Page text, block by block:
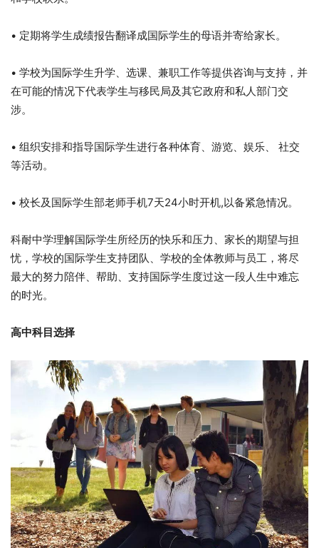
• 定期将学生成绩报告翻译成国际学生的母语并寄给家长。
• 学校为国际学生升学、选课、兼职工作等提供咨询与支持，并
在可能的情况下代表学生与移民局及其它政府和私人部门交
涉。
• 组织安排和指导国际学生进行各种体育、游览、娱乐、 社交
等活动。
• 校长及国际学生部老师手机7天24小时开机,以备紧急情况。
科耐中学理解国际学生所经历的快乐和压力、家长的期望与担
忧，学校的国际学生支持团队、学校的全体教师与员工，将尽
最大的努力陪伴、帮助、支持国际学生度过这一段人生中难忘
的时光。
高中科目选择